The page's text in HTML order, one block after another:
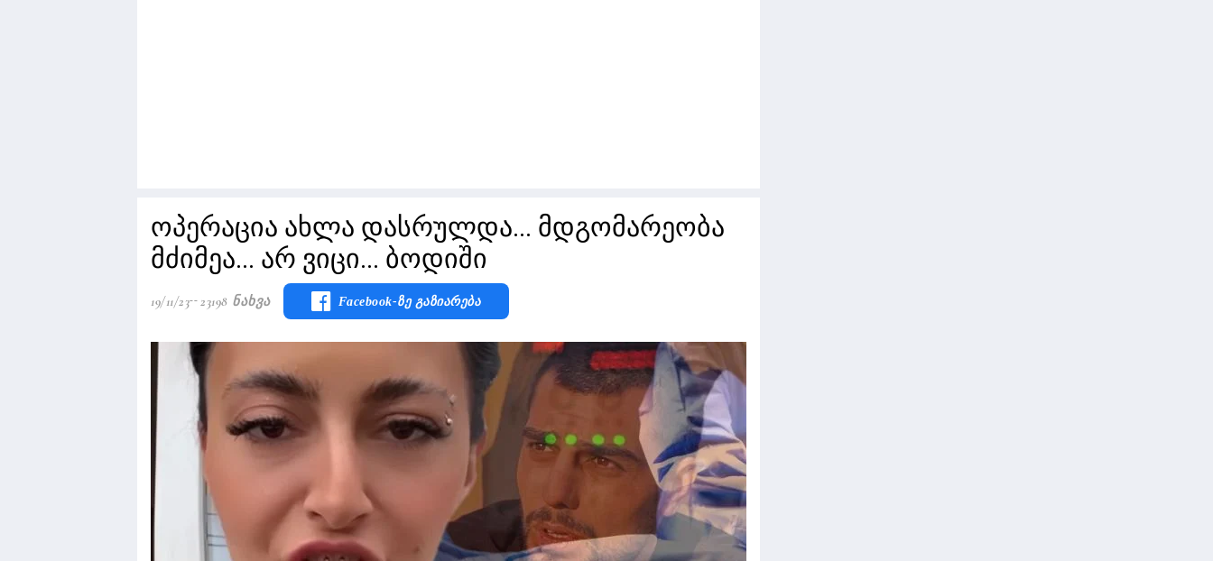
ოპერაცია ახლა დასრულდა... მდგომარეობა
მძიმეა... არ ვიცი... ბოდიში
19/11/23 23198 Ნახვა Facebook-Ზე Გაზიარება